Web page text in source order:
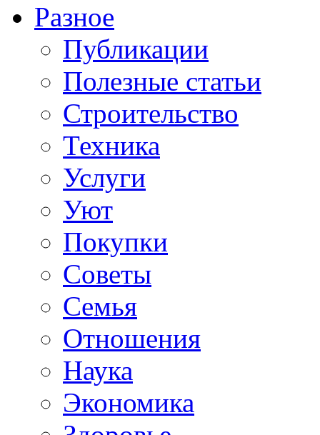
Разное
Публикации
Полезные статьи
Строительство
Техника
Услуги
Уют
Покупки
Советы
Семья
Отношения
Наука
Экономика